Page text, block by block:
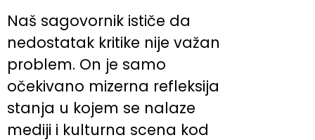
Naš sagovornik ističe da
nedostatak kritike nije važan
problem. On je samo
očekivano mizerna refleksija
stanja u kojem se nalaze
mediji i kulturna scena kod